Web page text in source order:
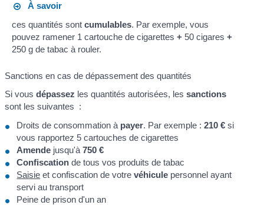
À savoir
ces quantités sont cumulables. Par exemple, vous
pouvez ramener 1 cartouche de cigarettes +50 cigares +
250 g de tabac à rouler.
Sanctions en cas de dépassement des quantités
Si vousdépassez les quantités autorisées, lessanctions
sont les suivantes :
Droits de consommation à payer. Par exemple :210 € si
vous rapportez 5 cartouches de cigarettes
Amende jusqu'à750 €
Confiscation de tous vos produits de tabac
Saisie et confiscation de votrevéhicule personnel ayant
servi au transport
Peine de prison d'un an